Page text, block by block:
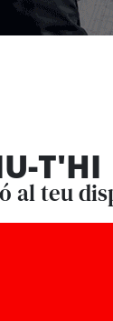
T'HI
al teu